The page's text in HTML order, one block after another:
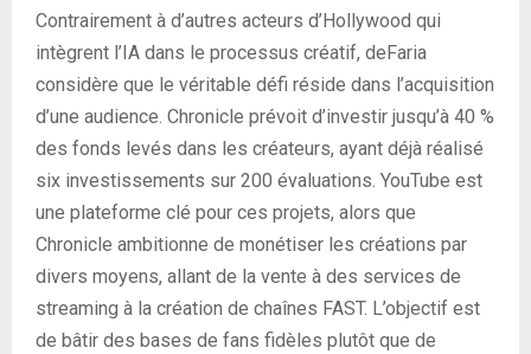
Contrairement à d’autres acteurs d’Hollywood qui
intègrent l’IA dans le processus créatif, deFaria
considère que le véritable défi réside dans l’acquisition
d’une audience. Chronicle prévoit d’investir jusqu’à 40 %
des fonds levés dans les créateurs, ayant déjà réalisé
six investissements sur 200 évaluations. YouTube est
une plateforme clé pour ces projets, alors que
Chronicle ambitionne de monétiser les créations par
divers moyens, allant de la vente à des services de
streaming à la création de chaînes FAST. L’objectif est
de bâtir des bases de fans fidèles plutôt que de